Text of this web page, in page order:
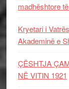
madhështore
Kryetari i
Akademinë e
ÇËSHTJA
NË VITIN 1921